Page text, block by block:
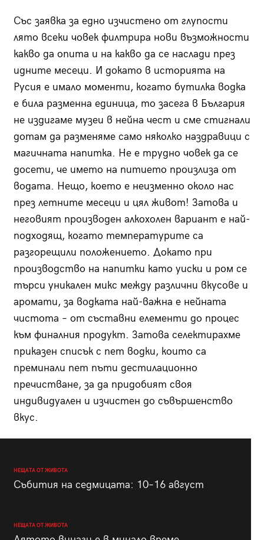
Със заявка за едно изчистено от глупости
лято всеки човек филтрира нови възможности
какво да опита и на какво да се наслади през
идните месеци. И докато в историята на
Русия е имало моменти, когато бутилка водка
е била разменна единица, то засега в България
не издигаме музеи в нейна чест и сме стигнали
дотам да разменяме само няколко наздравици с
магичната напитка. Не е трудно човек да се
досети, че името на питието произлиза от
водата. Нещо, което е неизменно около нас
през летните месеци и цял живот! Затова и
неговият производен алкохолен вариант е най-
подходящ, когато температурите са
разгорещили положението. Докато при
производство на напитки като уиски и ром се
търси уникален микс между различни вкусове и
аромати, за водката най-важна е нейната
чистота – от съставни елементи до процес
към финалния продукт. Затова селектирахме
приказен списък с пет водки, които са
преминали пет пъти дестилационно
пречистване, за да придобият своя
индивидуален и изчистен до съвършенство
вкус.
НЕЩАТА ОТ ЖИВОТА
Събития на седмицата: 10–16 август
НЕЩАТА ОТ ЖИВОТА